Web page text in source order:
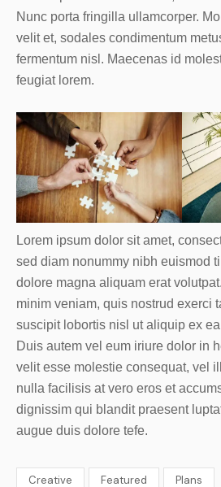
Nunc porta fringilla ullamcorper.
velit et, sodales condimentum
fermentum nisl. Maecenas id
feugiat lorem.
Lorem ipsum dolor sit amet,
sed diam nonummy nibh euismod
dolore magna aliquam erat
minim veniam, quis nostrud exerci
suscipit lobortis nisl ut aliquip ex
Duis autem vel eum iriure dolor in
velit esse molestie consequat, vel
nulla facilisis at vero eros et
dignissim qui blandit praesent
augue duis dolore tefe.
Creative Featured Plans